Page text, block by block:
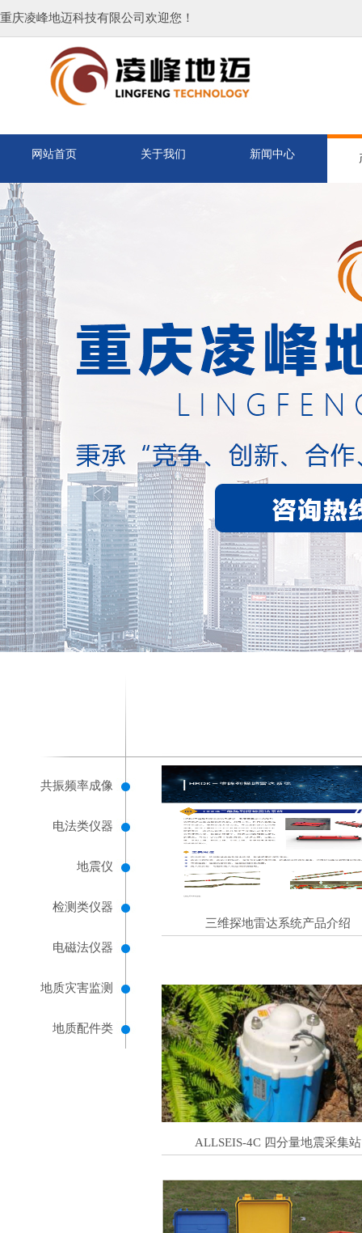
重庆凌峰地迈科技有限公司欢迎您！
网站首页 关于我们 新闻中心
共振频率成像
电法类仪器
地震仪
检测类仪器
电磁法仪器
地质灾害监测
地质配件类
三维探地雷达系统产品介绍
ALLSEIS-4C 四分量地震采集站